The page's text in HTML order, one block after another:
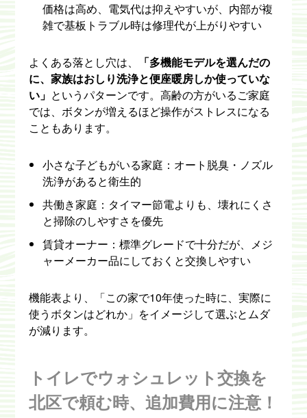
価格は高め、電気代は抑えやすいが、内部が複
雑で基板トラブル時は修理代が上がりやすい
よくある落とし穴は、
「多機能モデルを選んだの
に、家族はおしり洗浄と便座暖房しか使っていな
い」 というパターンです。高齢の方がいるご家庭
では、ボタンが増えるほど操作がストレスになる
こともあります。
小さな子どもがいる家庭：オート脱臭・ノズル
洗浄があると衛生的
共働き家庭：タイマー節電よりも、壊れにくさ
と掃除のしやすさを優先
賃貸オーナー：標準グレードで十分だが、メジ
ャーメーカー品にしておくと交換しやすい
機能表より、「この家で10年使った時に、実際に
使うボタンはどれか」をイメージして選ぶとムダ
が減ります。
トイレでウォシュレット交換を
北区で頼む時、追加費用に注意！